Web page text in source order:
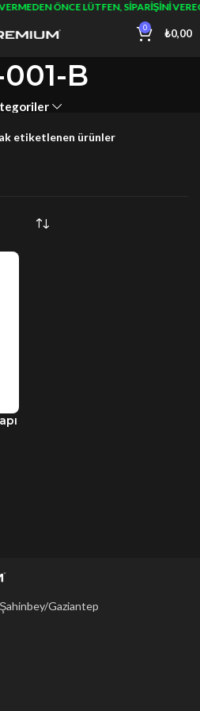
ÖNCE LÜTFEN, SIPARIŞINI
0 ₺0,00
001-B
etiketlenen ürünler
Gaziantep